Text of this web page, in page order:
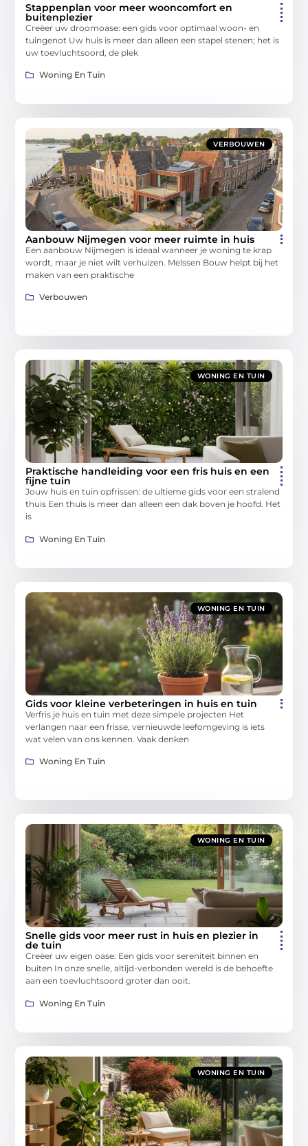
Stappenplan voor meer wooncomfort en
buitenplezier
Creëer uw droomoase: een gids voor optimaal woon- en
tuingenot Uw huis is meer dan alleen een stapel stenen; het is
uw toevluchtsoord, de plek
Woning En Tuin
VERBOUWEN
Aanbouw Nijmegen voor meer ruimte in huis
Een aanbouw Nijmegen is ideaal wanneer je woning te krap
wordt, maar je niet wilt verhuizen. Melssen Bouw helpt bij het
maken van een praktische
Verbouwen
WONING EN TUIN
Praktische handleiding voor een fris huis en een
fijne tuin
Jouw huis en tuin opfrissen: de ultieme gids voor een stralend
thuis Een thuis is meer dan alleen een dak boven je hoofd. Het
is
Woning En Tuin
WONING EN TUIN
Gids voor kleine verbeteringen in huis en tuin
Verfris je huis en tuin met deze simpele projecten Het
verlangen naar een frisse, vernieuwde leefomgeving is iets
wat velen van ons kennen. Vaak denken
Woning En Tuin
WONING EN TUIN
Snelle gids voor meer rust in huis en plezier in
de tuin
Creëer uw eigen oase: Een gids voor sereniteit binnen en
buiten In onze snelle, altijd-verbonden wereld is de behoefte
aan een toevluchtsoord groter dan ooit.
Woning En Tuin
WONING EN TUIN